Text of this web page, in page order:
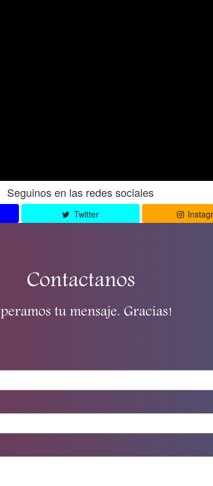
Seguinos en las redes sociales
Twitter
Contactanos
tu mensaje. Gracias!